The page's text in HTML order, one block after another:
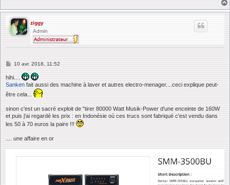
ziggy
Admin
M
s
a
g
10 avr. 2018, 11:52
hihi....
Sanken fait aussi des machine à laver et autres electro-menager....ceci explique peut-
être cela...
sinon c'est un sacré exploit de "tirer 80000 Watt Musik-Power d'une enceinte de 160W
et puis j'ai regardé les prix : en Indonésie où ces trucs sont fabriqué c'est vendu dans
les 50 à 70 euros la paire !!!
.... une affaire en or